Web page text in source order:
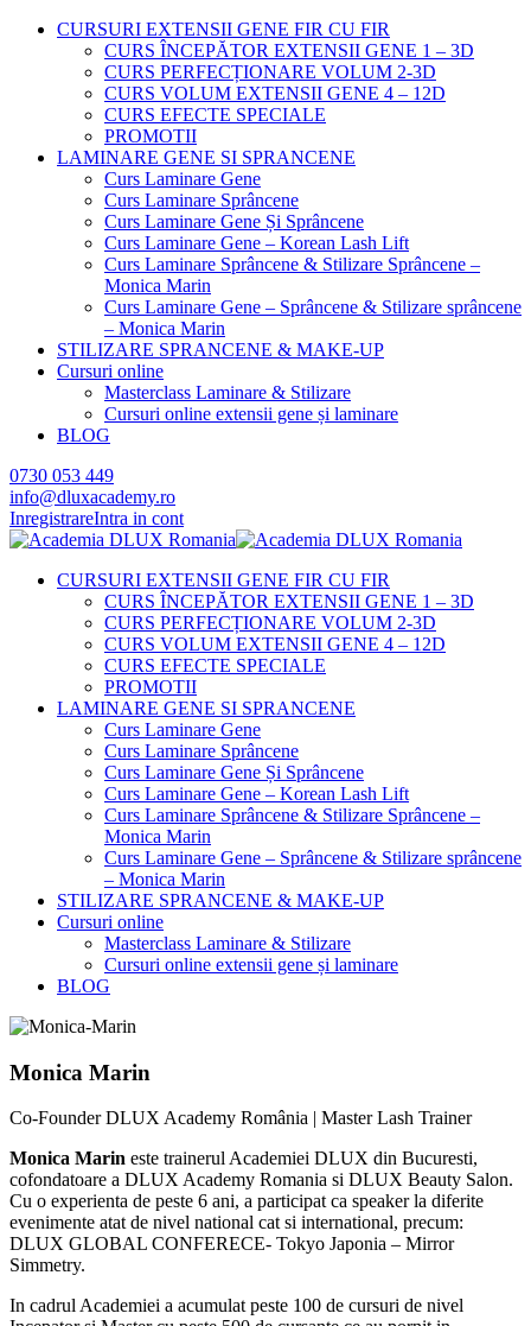
CURSURI EXTENSII GENE FIR CU FIR
CURS ÎNCEPĂTOR EXTENSII GENE 1 – 3D
CURS PERFECȚIONARE VOLUM 2-3D
CURS VOLUM EXTENSII GENE 4 – 12D
CURS EFECTE SPECIALE
PROMOTII
LAMINARE GENE SI SPRANCENE
Curs Laminare Gene
Curs Laminare Sprâncene
Curs Laminare Gene Și Sprâncene
Curs Laminare Gene – Korean Lash Lift
Curs Laminare Sprâncene & Stilizare Sprâncene –
Monica Marin
Curs Laminare Gene – Sprâncene & Stilizare sprâncene
– Monica Marin
STILIZARE SPRANCENE & MAKE-UP
Cursuri online
Masterclass Laminare & Stilizare
Cursuri online extensii gene și laminare
BLOG
0730 053 449
info@dluxacademy.ro
InregistrareIntra in cont
CURSURI EXTENSII GENE FIR CU FIR
CURS ÎNCEPĂTOR EXTENSII GENE 1 – 3D
CURS PERFECȚIONARE VOLUM 2-3D
CURS VOLUM EXTENSII GENE 4 – 12D
CURS EFECTE SPECIALE
PROMOTII
LAMINARE GENE SI SPRANCENE
Curs Laminare Gene
Curs Laminare Sprâncene
Curs Laminare Gene Și Sprâncene
Curs Laminare Gene – Korean Lash Lift
Curs Laminare Sprâncene & Stilizare Sprâncene –
Monica Marin
Curs Laminare Gene – Sprâncene & Stilizare sprâncene
– Monica Marin
STILIZARE SPRANCENE & MAKE-UP
Cursuri online
Masterclass Laminare & Stilizare
Cursuri online extensii gene și laminare
BLOG
Monica Marin
Co-Founder DLUX Academy România | Master Lash Trainer
Monica Marin este trainerul Academiei DLUX din Bucuresti,
cofondatoare a DLUX Academy Romania si DLUX Beauty Salon.
Cu o experienta de peste 6 ani, a participat ca speaker la diferite
evenimente atat de nivel national cat si international, precum:
DLUX GLOBAL CONFERECE- Tokyo Japonia – Mirror
Simmetry.
In cadrul Academiei a acumulat peste 100 de cursuri de nivel